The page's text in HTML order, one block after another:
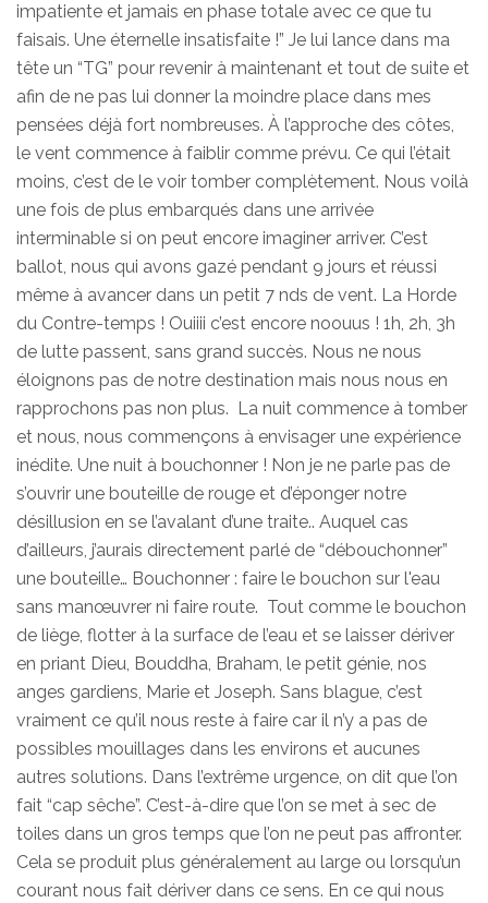
impatiente et jamais en phase totale avec ce que tu
faisais. Une éternelle insatisfaite !” Je lui lance dans ma
tête un “TG” pour revenir à maintenant et tout de suite et
afin de ne pas lui donner la moindre place dans mes
pensées déjà fort nombreuses. À l’approche des côtes,
le vent commence à faiblir comme prévu. Ce qui l’était
moins, c’est de le voir tomber complètement. Nous voilà
une fois de plus embarqués dans une arrivée
interminable si on peut encore imaginer arriver. C’est
ballot, nous qui avons gazé pendant 9 jours et réussi
même à avancer dans un petit 7 nds de vent. La Horde
du Contre-temps ! Ouiiii c’est encore noouus ! 1h, 2h, 3h
de lutte passent, sans grand succès. Nous ne nous
éloignons pas de notre destination mais nous nous en
rapprochons pas non plus. La nuit commence à tomber
et nous, nous commençons à envisager une expérience
inédite. Une nuit à bouchonner ! Non je ne parle pas de
s’ouvrir une bouteille de rouge et d’éponger notre
désillusion en se l’avalant d’une traite.. Auquel cas
d’ailleurs, j’aurais directement parlé de “débouchonner”
une bouteille… Bouchonner : faire le bouchon sur l'eau
sans manœuvrer ni faire route. Tout comme le bouchon
de liège, flotter à la surface de l’eau et se laisser dériver
en priant Dieu, Bouddha, Braham, le petit génie, nos
anges gardiens, Marie et Joseph. Sans blague, c’est
vraiment ce qu’il nous reste à faire car il n’y a pas de
possibles mouillages dans les environs et aucunes
autres solutions. Dans l’extrême urgence, on dit que l’on
fait “cap sêche”. C’est-à-dire que l’on se met à sec de
toiles dans un gros temps que l’on ne peut pas affronter.
Cela se produit plus généralement au large ou lorsqu’un
courant nous fait dériver dans ce sens. En ce qui nous